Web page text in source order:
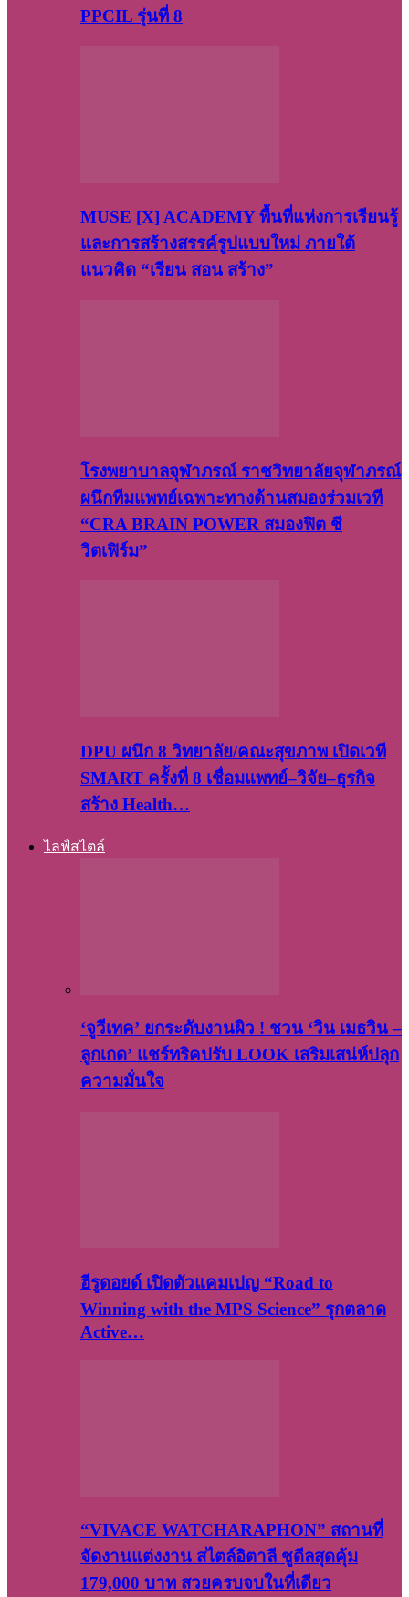
PPCIL รุ่นที่ 8
MUSE [X] ACADEMY พื้นที่แห่งการเรียนรู้
และการสร้างสรรค์รูปแบบใหม่ ภายใต้
แนวคิด “เรียน สอน สร้าง”
โรงพยาบาลจุฬาภรณ์ ราชวิทยาลัยจุฬาภรณ์
ผนึกทีมแพทย์เฉพาะทางด้านสมองร่วมเวที
“CRA BRAIN POWER สมองฟิต ชี
วิตเฟิร์ม”
DPU ผนึก 8 วิทยาลัย/คณะสุขภาพ เปิดเวที
SMART ครั้งที่ 8 เชื่อมแพทย์–วิจัย–ธุรกิจ
สร้าง Health…
ไลฟ์สไตล์
‘จูวีเทค’ ยกระดับงานผิว ! ชวน ‘วิน เมธวิน –
ลูกเกด’ แชร์ทริคปรับ LOOK เสริมเสน่ห์ปลุก
ความมั่นใจ
ฮีรูดอยด์ เปิดตัวแคมเปญ “Road to
Winning with the MPS Science” รุกตลาด
Active…
“VIVACE WATCHARAPHON” สถานที่
จัดงานแต่งงาน สไตล์อิตาลี ชูดีลสุดคุ้ม
179,000 บาท สวยครบจบในที่เดียว